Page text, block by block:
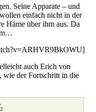
Seine Apparate – und
einfach nicht in der
Häme über ihm aus. Da
auch Erich von
wie der Fortschritt in die